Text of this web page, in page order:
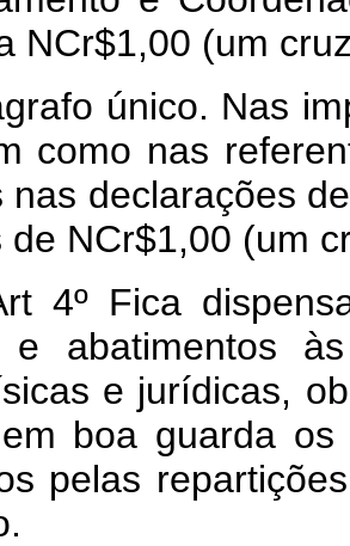
NCr$1,00 (um
único. Nas
como nas
nas declarações
de NCr$1,00 (um
4º Fica
e abatimentos
e jurídicas,
boa guarda os
pelas